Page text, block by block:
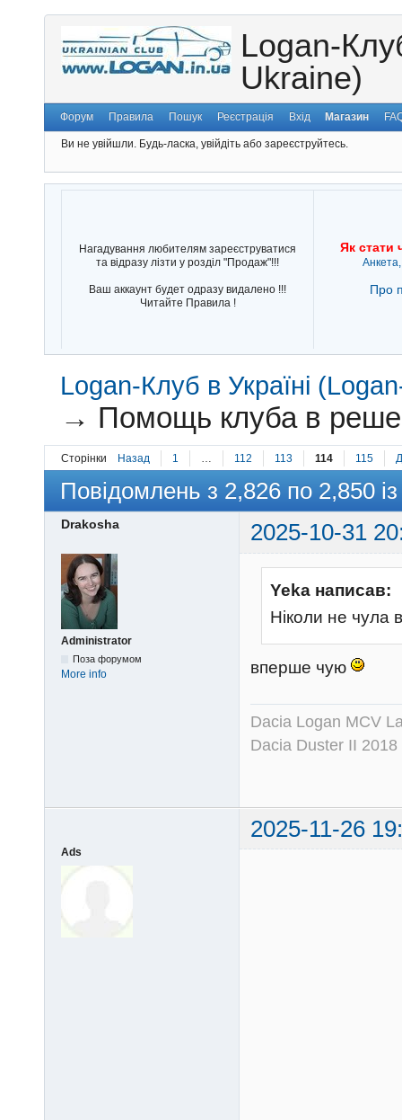
Logan-
Ukraine)
Форум Правила Пошук Реєстрація Вхід Магазин
Ви не увійшли. Будь-ласка, увійдіть або зареєструйтесь.
Нагадування любителям зареєструватися
та відразу лізти у розділ "Продаж"!!!
Ваш аккаунт будет одразу видалено !!!
Читайте Правила !
Як стати
Про
Logan-Клуб в Україні
→ Помощь клуба в
Сторінки Назад 1 112 113 114 115
Повідомлень з 2,826 по 2,850
Drakosha 2025-10-31
Administrator
Поза форумом
More info
Yeka написав:
Ніколи не чула
вперше чую
Dacia Logan MCV
Dacia Duster II 2018
2025-11-26
Ads